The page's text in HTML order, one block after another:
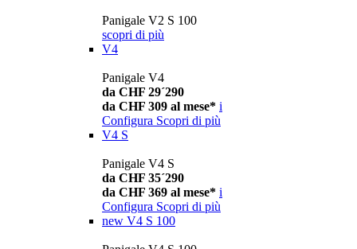
Panigale V2 S 100
scopri di più
V4
Panigale V4
da CHF 29´290
da CHF 309 al mese* i
Configura Scopri di più
V4 S
Panigale V4 S
da CHF 35´290
da CHF 369 al mese* i
Configura Scopri di più
new V4 S 100